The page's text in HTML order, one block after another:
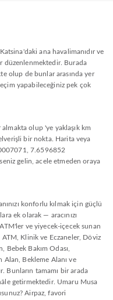
ana havalimanıdır ve
düzenlenmektedir. Burada
olup de bunlar arasında yer
yapabileceğiniz pek çok
olup 'ye yaklaşık km
bir nokta. Harita veya
7.6596852
gelin, acele etmeden oraya
konforlu kılmak için güçlü
ek olarak — aracınızı
ve yiyecek-içecek sunan
Klinik ve Eczaneler, Döviz
Bebek Bakım Odası,
Alan, Bekleme Alanı ve
Bunların tamamı bir arada
getirmektedir. Umaru Musa
Airpaz, favori